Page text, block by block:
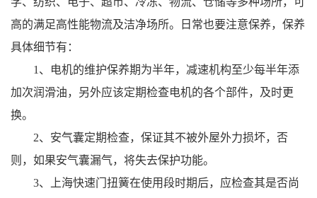
高的满足高性能物流及洁净场所。日常也要注意保养，保养
具体细节有：
1、电机的维护保养期为半年，减速机构至少每半年添
加次润滑油，另外应该定期检查电机的各个部件，及时更
换。
2、安气囊定期检查，保证其不被外屋外力损坏，否
则，如果安气囊漏气，将失去保护功能。
3、上海快速门扭簧在使用段时期后，应检查其是否尚